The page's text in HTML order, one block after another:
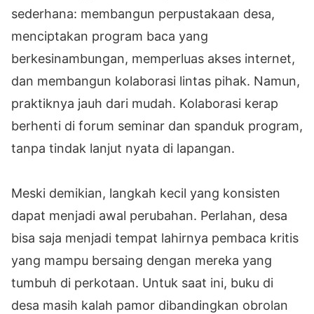
sederhana: membangun perpustakaan desa,
menciptakan program baca yang
berkesinambungan, memperluas akses internet,
dan membangun kolaborasi lintas pihak. Namun,
praktiknya jauh dari mudah. Kolaborasi kerap
berhenti di forum seminar dan spanduk program,
tanpa tindak lanjut nyata di lapangan.
Meski demikian, langkah kecil yang konsisten
dapat menjadi awal perubahan. Perlahan, desa
bisa saja menjadi tempat lahirnya pembaca kritis
yang mampu bersaing dengan mereka yang
tumbuh di perkotaan. Untuk saat ini, buku di
desa masih kalah pamor dibandingkan obrolan